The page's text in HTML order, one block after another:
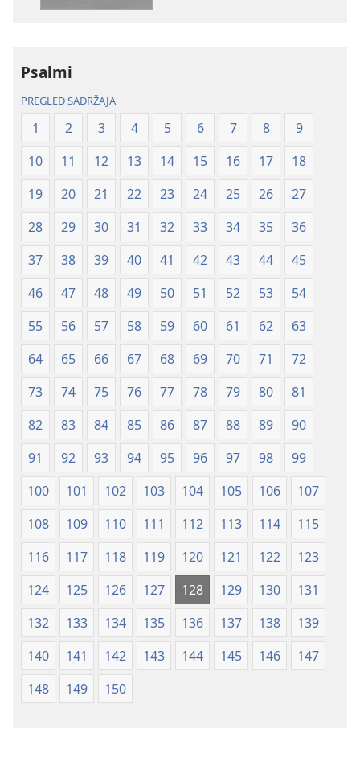
Psalmi
PREGLED SADRŽAJA
1 2 3 4 5 6 7 8
9
10
11 12 13 14 15 16 17
18
19
20 21 22 23 24 25 26
27
28
29 30 31 32 33 34 35
36
37
38 39 40 41 42 43 44
45
46
47 48 49 50 51 52 53
54
55
56 57 58 59 60 61 62
63
64
65 66 67 68 69 70 71
72
73
74 75 76 77 78 79 80
81
82
83 84 85 86 87 88 89
90
91
92 93 94 95 96 97 98
99
100
101 102 103 104 105 106
107
108
109 110 111 112 113 114
115
116
117 118 119 120 121 122
123
124
125 126 127 128 129 130
131
132
133 134 135 136 137 138
139
140
141 142 143 144 145 146
147
148
149 150